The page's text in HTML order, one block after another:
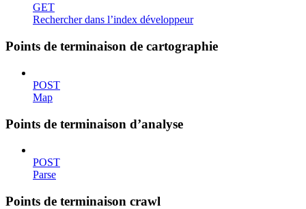
GET
Rechercher dans l’index développeur
Points de terminaison de cartographie
POST
Map
Points de terminaison d’analyse
POST
Parse
Points de terminaison crawl